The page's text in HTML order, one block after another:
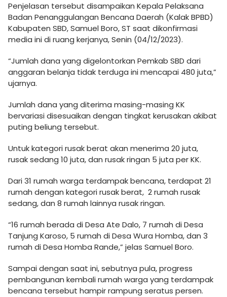
Penjelasan tersebut disampaikan Kepala Pelaksana
Badan Penanggulangan Bencana Daerah (Kalak BPBD)
Kabupaten SBD, Samuel Boro, ST saat dikonfirmasi
media ini di ruang kerjanya, Senin (04/12/2023).
“Jumlah dana yang digelontorkan Pemkab SBD dari
anggaran belanja tidak terduga ini mencapai 480 juta,”
ujarnya.
Jumlah dana yang diterima masing-masing KK
bervariasi disesuaikan dengan tingkat kerusakan akibat
puting beliung tersebut.
Untuk kategori rusak berat akan menerima 20 juta,
rusak sedang 10 juta, dan rusak ringan 5 juta per KK.
Dari 31 rumah warga terdampak bencana, terdapat 21
rumah dengan kategori rusak berat, 2 rumah rusak
sedang, dan 8 rumah lainnya rusak ringan.
“16 rumah berada di Desa Ate Dalo, 7 rumah di Desa
Tanjung Karoso, 5 rumah di Desa Wura Homba, dan 3
rumah di Desa Homba Rande,” jelas Samuel Boro.
Sampai dengan saat ini, sebutnya pula, progress
pembangunan kembali rumah warga yang terdampak
bencana tersebut hampir rampung seratus persen.